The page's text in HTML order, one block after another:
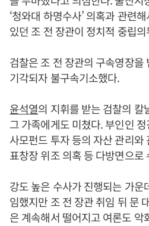
‘청와대 하명수사’ 의혹과 관련
있던 조 전 장관이 정치적 중립
검찰은 조 전 장관의 구속영장
기각되자 불구속기소했다.
윤석열의 지휘를 받는 검찰의 칼
그 가족에게도 미쳤다. 부인인
사모펀드 투자 등의 자산 관리와
표창장 위조 의혹 등 다방면으로
강도 높은 수사가 진행되는 가운
임했지만 조 전 장관 취임 뒤 문
은 계속해서 떨어지고 여론도 악